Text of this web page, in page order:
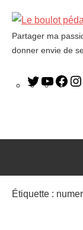
Le
boulot
Partager ma
donner envie de
Étiquette :